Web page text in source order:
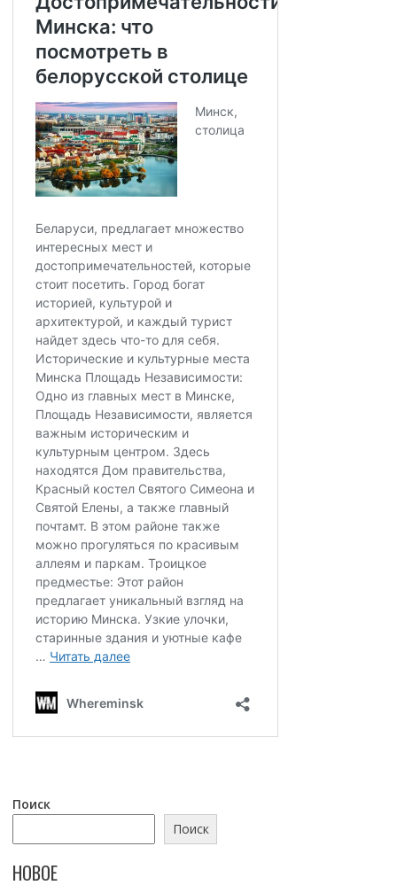
Поиск
Поиск
НОВОЕ